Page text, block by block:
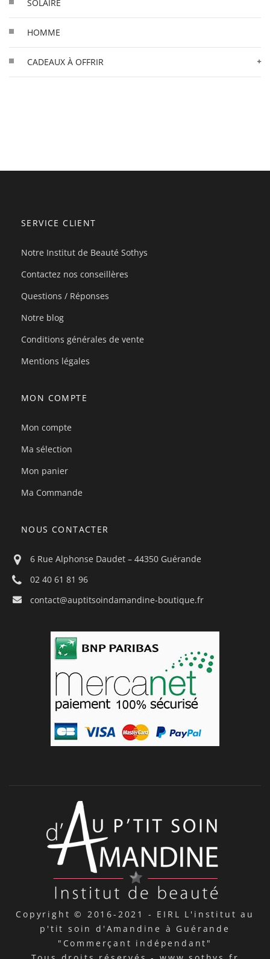
SOLAIRE
HOMME
CADEAUX À OFFRIR
SERVICE CLIENT
Notre Institut de Beauté Sothys
Contactez nos conseillères
Questions / Réponses
Notre blog
Conditions générales de vente
Mentions légales
MON COMPTE
Mon compte
Ma sélection
Mon panier
Ma Commande
NOUS CONTACTER
6 Rue Alphonse Daudet – 44350 Guérande
02 40 61 81 96
contact@auptitsoindamandine-boutique.fr
Copyright © 2016-2021 - EIRL L'institut au
p'tit soin d'Amandine à Guérande
"Commerçant indépendant"